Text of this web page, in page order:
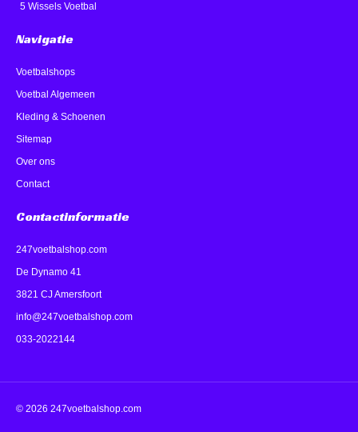
5 Wissels Voetbal
Navigatie
Voetbalshops
Voetbal Algemeen
Kleding & Schoenen
Sitemap
Over ons
Contact
Contactinformatie
247voetbalshop.com
De Dynamo 41
3821 CJ Amersfoort
info@247voetbalshop.com
033-2022144
© 2026 247voetbalshop.com